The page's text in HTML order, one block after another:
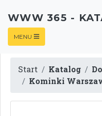
WWW 365 -
MENU
Start Katalog
Kominki